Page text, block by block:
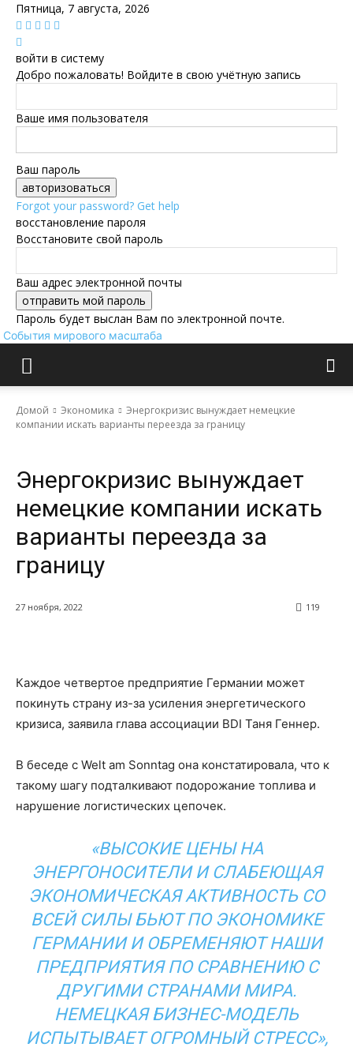
Пятница, 7 августа, 2026
войти в систему
Добро пожаловать! Войдите в свою учётную запись
Ваше имя пользователя
Ваш пароль
Forgot your password? Get help
восстановление пароля
Восстановите свой пароль
Ваш адрес электронной почты
Пароль будет выслан Вам по электронной почте.
События мирового масштаба
Домой Экономика
Энергокризис вынуждает немецкие
компании искать варианты переезда за границу
Энергокризис вынуждает
немецкие компании искать
варианты переезда за
границу
27 ноября, 2022 119
Каждое четвертое предприятие Германии может
покинуть страну из-за усиления энергетического
кризиса, заявила глава ассоциации BDI Таня Геннер.
В беседе с Welt am Sonntag она констатировала, что к
такому шагу подталкивают подорожание топлива и
нарушение логистических цепочек.
«ВЫСОКИЕ ЦЕНЫ НА
ЭНЕРГОНОСИТЕЛИ И СЛАБЕЮЩАЯ
ЭКОНОМИЧЕСКАЯ АКТИВНОСТЬ СО
ВСЕЙ СИЛЫ БЬЮТ ПО ЭКОНОМИКЕ
ГЕРМАНИИ И ОБРЕМЕНЯЮТ НАШИ
ПРЕДПРИЯТИЯ ПО СРАВНЕНИЮ С
ДРУГИМИ СТРАНАМИ МИРА.
НЕМЕЦКАЯ БИЗНЕС-МОДЕЛЬ
ИСПЫТЫВАЕТ ОГРОМНЫЙ СТРЕСС»,